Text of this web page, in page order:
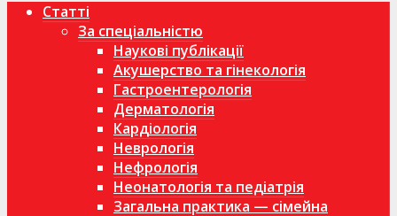
Статті
За спеціальністю
Наукові публікації
Акушерство та гінекологія
Гастроентерологія
Дерматологія
Кардіологія
Неврологія
Нефрологія
Неонатологія та педіатрія
Загальна практика — сімейна